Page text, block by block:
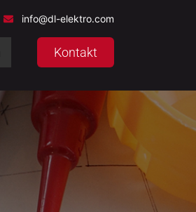
info@dl-elektro.com
Kontakt